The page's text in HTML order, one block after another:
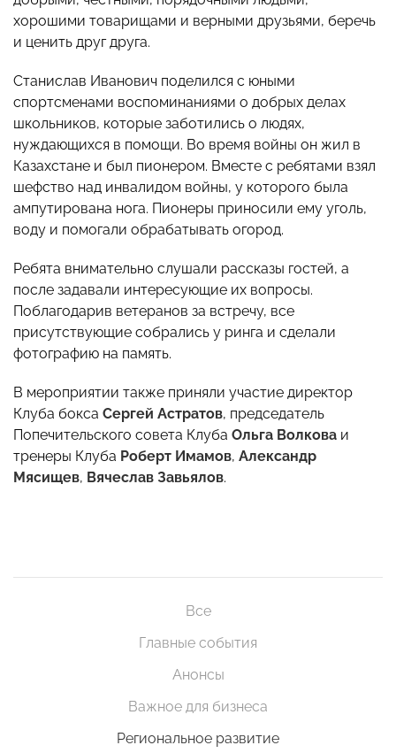
хорошими товарищами и верными друзьями, беречь
и ценить друг друга.
Станислав Иванович поделился с юными
спортсменами воспоминаниями о добрых делах
школьников, которые заботились о людях,
нуждающихся в помощи. Во время войны он жил в
Казахстане и был пионером. Вместе с ребятами взял
шефство над инвалидом войны, у которого была
ампутирована нога. Пионеры приносили ему уголь,
воду и помогали обрабатывать огород.
Ребята внимательно слушали рассказы гостей, а
после задавали интересующие их вопросы.
Поблагодарив ветеранов за встречу, все
присутствующие собрались у ринга и сделали
фотографию на память.
В мероприятии также приняли участие директор
Клуба бокса Сергей Астратов, председатель
Попечительского совета Клуба Ольга Волкова и
тренеры Клуба Роберт Имамов, Александр
Мясищев, Вячеслав Завьялов.
Все
Главные события
Анонсы
Важное для бизнеса
Региональное развитие